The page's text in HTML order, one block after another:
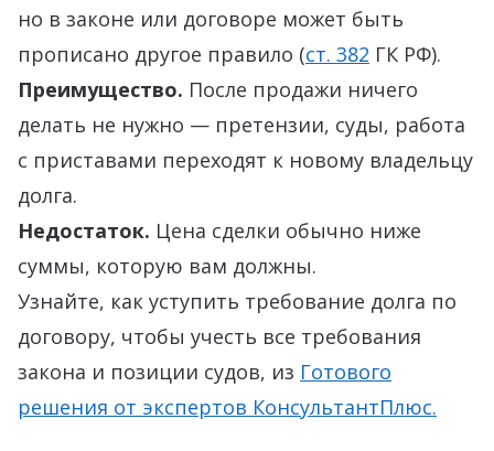
но в законе или договоре может быть
прописано другое правило (ст. 382 ГК РФ).
Преимущество. После продажи ничего
делать не нужно — претензии, суды, работа
с приставами переходят к новому владельцу
долга.
Недостаток. Цена сделки обычно ниже
суммы, которую вам должны.
Узнайте, как уступить требование долга по
договору, чтобы учесть все требования
закона и позиции судов, из Готового
решения от экспертов КонсультантПлюс.